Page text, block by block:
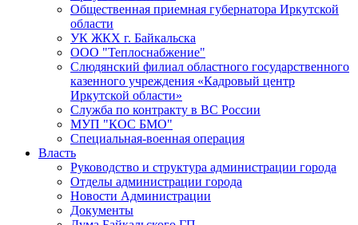
Общественная приемная губернатора Иркутской
области
УК ЖКХ г. Байкальска
ООО "Теплоснабжение"
Слюдянский филиал областного государственного
казенного учреждения «Кадровый центр
Иркутской области»
Служба по контракту в ВС России
МУП "КОС БМО"
Специальная-военная операция
Власть
Руководство и структура администрации города
Отделы администрации города
Новости Администрации
Документы